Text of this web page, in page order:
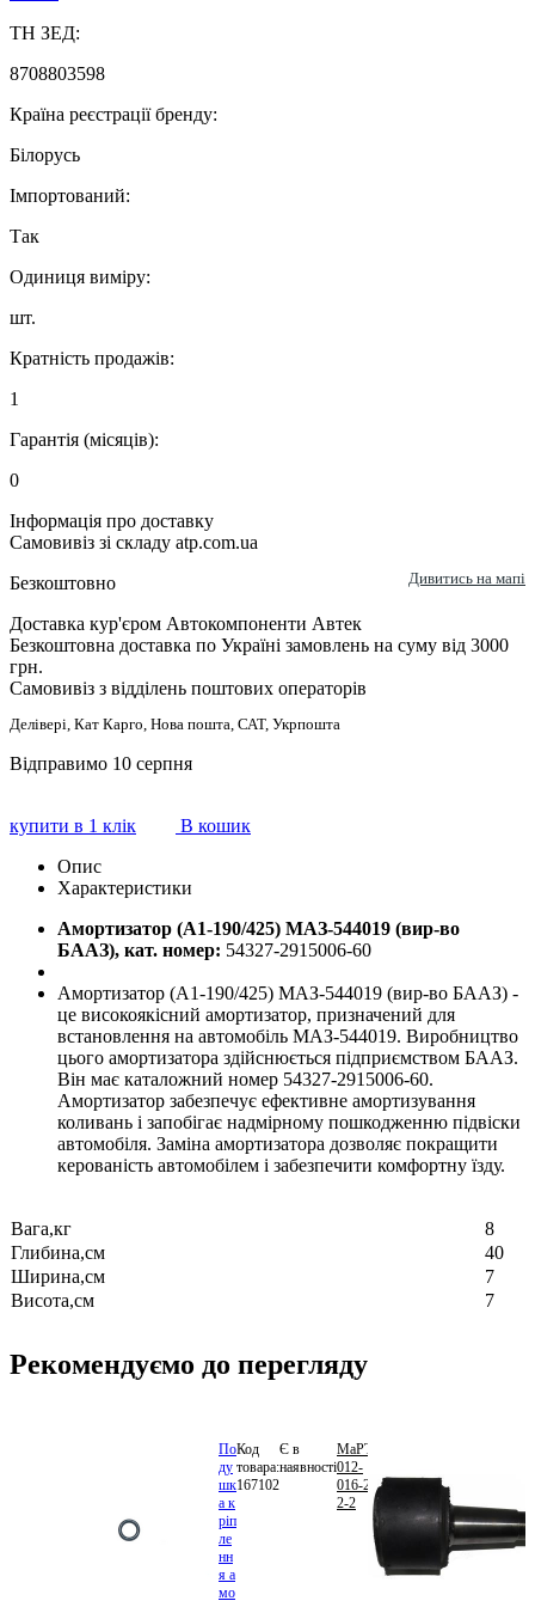
ТН ЗЕД:
8708803598
Країна реєстрації бренду:
Білорусь
Імпортований:
Так
Одиниця виміру:
шт.
Кратність продажів:
1
Гарантія (місяців):
0
Інформація про доставку
Самовивіз зі складу atp.com.ua
Безкоштовно
Дивитись на мапі
Доставка кур'єром Автокомпоненти Автек
Безкоштовна доставка по Україні замовлень на суму від 3000
грн.
Самовивіз з відділень поштових операторів
Делівері, Кат Карго, Нова пошта, САТ, Укрпошта
Відправимо 10 серпня
купити в 1 клік
В кошик
Опис
Характеристики
Амортизатор (А1-190/425) МАЗ-544019 (вир-во
БААЗ), кат. номер: 54327-2915006-60
Амортизатор (А1-190/425) МАЗ-544019 (вир-во БААЗ) -
це високоякісний амортизатор, призначений для
встановлення на автомобіль МАЗ-544019. Виробництво
цього амортизатора здійснюється підприємством БААЗ.
Він має каталожний номер 54327-2915006-60.
Амортизатор забезпечує ефективне амортизування
коливань і запобігає надмірному пошкодженню підвіски
автомобіля. Заміна амортизатора дозволяє покращити
керованість автомобілем і забезпечити комфортну їзду.
Вага,кг
8
Глибина,см
40
Ширина,см
7
Висота,см
7
Рекомендуємо до перегляду
По
ду
шк
а к
ріп
ле
нн
я а
мо
Код
товара:
167102
Є в
наявності
МаРТИ
012-
016-25-
2-2
кошик